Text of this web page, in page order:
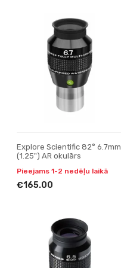
Explore Scientific 82° 6.7mm
(1.25") AR okulārs
Pieejams 1-2 nedēļu laikā
€165.00